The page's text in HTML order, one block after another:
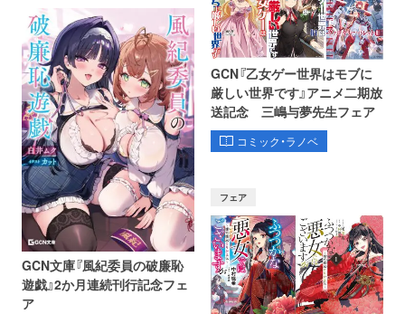
GCN文庫『風紀委員の破廉恥
遊戯』2か月連続刊行記念フェ
ア
GCN『乙女ゲー世界はモブに
厳しい世界です』アニメ二期放
送記念 三嶋与夢先生フェア
コミック・ラノベ
フェア